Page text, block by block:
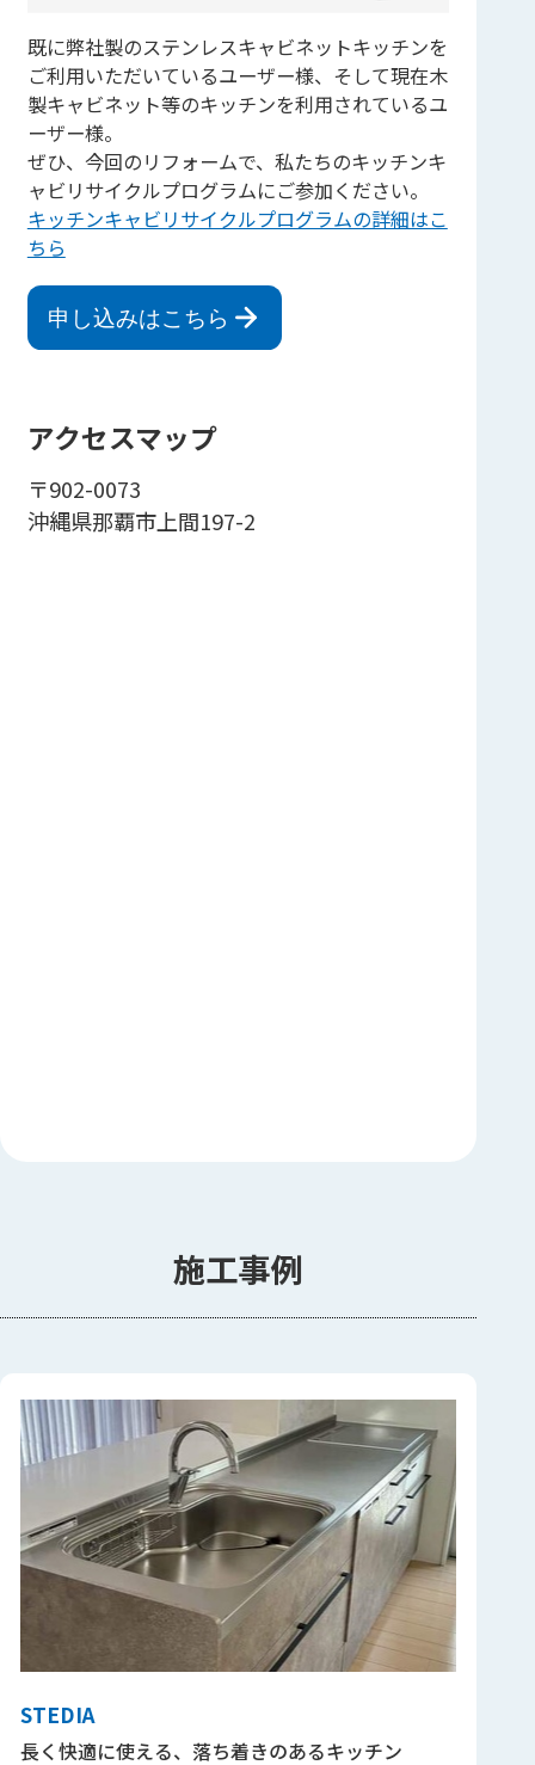
既に弊社製のステンレスキャビネットキッチンを
ご利用いただいているユーザー様、そして現在木
製キャビネット等のキッチンを利用されているユ
ーザー様。
ぜひ、今回のリフォームで、私たちのキッチンキ
ャビリサイクルプログラムにご参加ください。
キッチンキャビリサイクルプログラムの詳細はこ
ちら
申し込みはこちら
アクセスマップ
〒902-0073
沖縄県那覇市上間197-2
施工事例
STEDIA
長く快適に使える、落ち着きのあるキッチン